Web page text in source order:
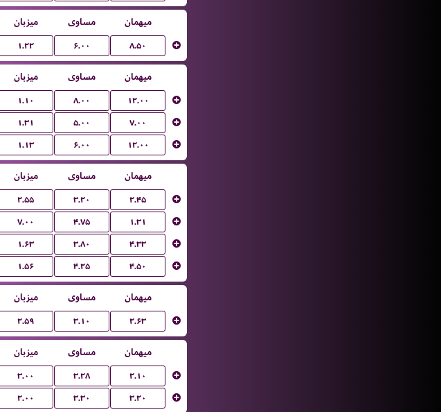
میزبان مساوی میهمان
۱.۲۲ ۶.۰۰
۸.۵۰
میزبان مساوی میهمان
۱.۱۰ ۸.۰۰ ۱۲.۰۰
۱.۳۱ ۵.۰۰ ۷.۰۰
۱.۱۳ ۶.۰۰
۱۲.۰۰
میزبان مساوی میهمان
۲.۵۵ ۳.۲۰ ۲.۴۵
۷.۰۰ ۴.۷۵ ۱.۳۱
۱.۶۳ ۳.۸۰ ۴.۳۳
۱.۵۶ ۴.۲۵
۴.۵۰
میزبان مساوی میهمان
۲.۵۹ ۳.۱۰
۲.۶۳
میزبان مساوی میهمان
۳.۰۰ ۳.۲۸ ۲.۱۰
۲.۰۰ ۳.۳۰
۳.۲۰